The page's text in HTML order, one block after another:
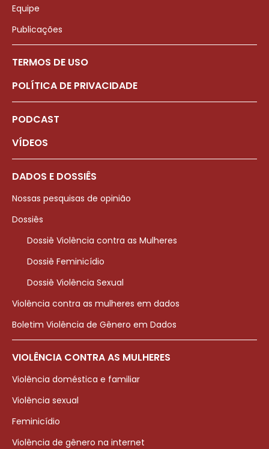
Equipe
Publicações
TERMOS DE USO
POLÍTICA DE PRIVACIDADE
PODCAST
VÍDEOS
DADOS E DOSSIÊS
Nossas pesquisas de opinião
Dossiês
Dossiê Violência contra as Mulheres
Dossiê Feminicídio
Dossiê Violência Sexual
Violência contra as mulheres em dados
Boletim Violência de Gênero em Dados
VIOLÊNCIA CONTRA AS MULHERES
Violência doméstica e familiar
Violência sexual
Feminicídio
Violência de gênero na internet